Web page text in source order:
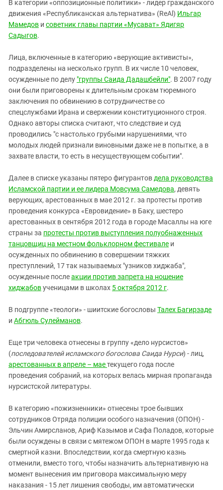
В категории «оппозиционные политики» - лидер гражданского
движения «Республиканская альтернатива» (ReAl) Ильгар
Мамедов и советник главы партии «Мусават» Ядигяр
Садыгов.
Лица, включенные в категорию «верующие активисты»,
подразделены на несколько групп. В их числе 10 человек,
осужденные по делу "группы Саида Дадашбейли". В 2007 году
они были приговорены к длительным срокам тюремного
заключения по обвинению в сотрудничестве со
спецслужбами Ирана и свержении конституционного строя.
Однако авторы списка считают, что следствие и суд
проводились "с настолько грубыми нарушениями, что
молодых людей признали виновными даже не в попытке, а в
захвате власти, то есть в несуществующем событии".
Далее в списке указаны пятеро фигурантов дела руководства
Исламской партии и ее лидера Мовсума Самедова, девять
верующих, арестованных в мае 2012 г. за протесты против
проведения конкурса «Евровидение» в Баку, шестеро
арестованных в сентября 2012 года в городе Масаллы на юге
страны за протесты против выступления полуобнаженных
танцовщиц на местном фольклорном фестивале и
осужденных по обвинению в совершении тяжких
преступлений, 17 так называемых "узников хиджаба",
осужденные послеакции против запрета на ношение
хиджабовученицами в школах 5 октября 2012 г.
В подгруппе «теологи» - шиитские богословы Талех Багирзаде
и Абгюль Сулейманов.
Еще три человека отнесены в группу «дело нурсистов»
(последователей исламского богослова Саида Нурси) - лиц,
арестованных в апреле – маетекущего года после
проведения собраний, на которых велась мирная пропаганда
нурсистской литературы.
В категорию «пожизненники» отнесены трое бывших
сотрудников Отряда полиции особого назначения (ОПОН) -
Эльчин Амирсланов, Ариф Казымов и Сафа Поладов, которые
были осуждены в связи с мятежом ОПОН в марте 1995 года к
смертной казни. Впоследствии, когда смертную казнь
отменили, вместо того, чтобы назначить альтернативную на
момент вынесения им приговора максимальную меру
наказания - 15 лет лишения свободы, им автоматически